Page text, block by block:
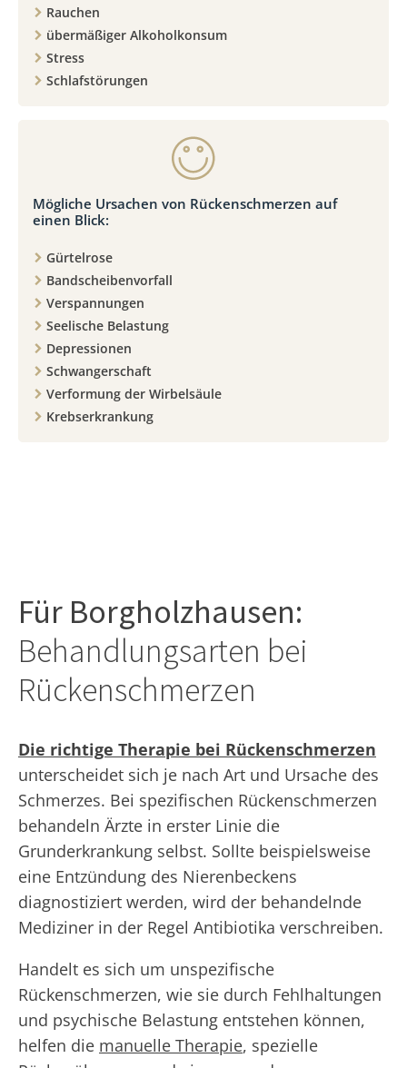
Rauchen
übermäßiger Alkoholkonsum
Stress
Schlafstörungen
Mögliche Ursachen von Rückenschmerzen auf
einen Blick:
Gürtelrose
Bandscheibenvorfall
Verspannungen
Seelische Belastung
Depressionen
Schwangerschaft
Verformung der Wirbelsäule
Krebserkrankung
Für Borgholzhausen:
Behandlungsarten bei
Rückenschmerzen
Die richtige Therapie bei Rückenschmerzen
unterscheidet sich je nach Art und Ursache des
Schmerzes. Bei spezifischen Rückenschmerzen
behandeln Ärzte in erster Linie die
Grunderkrankung selbst. Sollte beispielsweise
eine Entzündung des Nierenbeckens
diagnostiziert werden, wird der behandelnde
Mediziner in der Regel Antibiotika verschreiben.
Handelt es sich um unspezifische
Rückenschmerzen, wie sie durch Fehlhaltungen
und psychische Belastung entstehen können,
helfen die manuelle Therapie, spezielle